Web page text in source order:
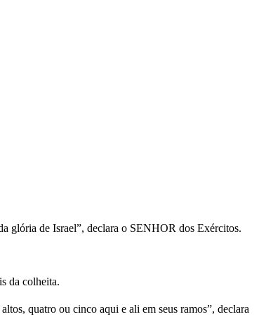
glória de Israel”, declara o SENHOR dos Exércitos.
da colheita.
quatro ou cinco aqui e ali em seus ramos”, declara